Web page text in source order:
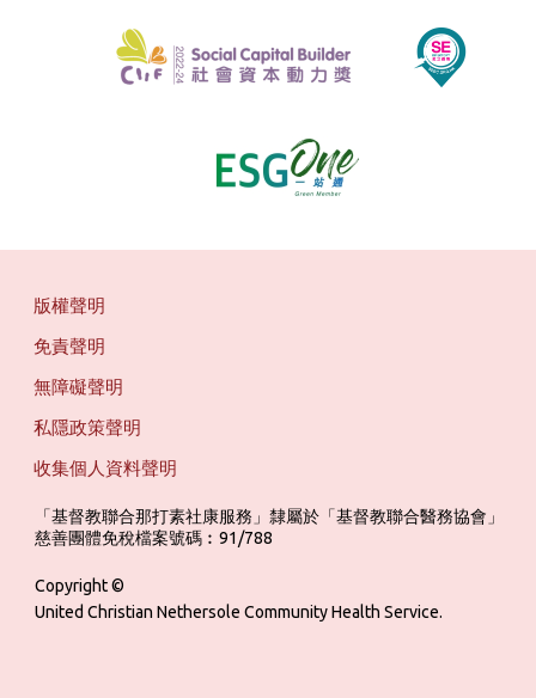
版權聲明
免責聲明
無障礙聲明
私隱政策聲明
收集個人資料聲明
「基督教聯合那打素社康服務」隸屬於「基督教聯合醫務協會」
慈善團體免稅檔案號碼︰91/788
Copyright ©
United Christian Nethersole Community Health Service.